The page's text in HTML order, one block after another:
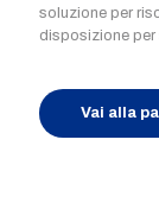
soluzione per
disposizione
Vai alla